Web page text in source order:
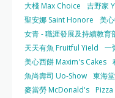
大棧 Max Choice
吉野家
聖安娜 Saint Honore
美
女青 - 職涯發展及持續教育
天天有魚 Fruitful Yield
一
美心西餅 Maxim's Cakes
魚尚壽司 Uo-Show 東海
麥當勞 McDonald's